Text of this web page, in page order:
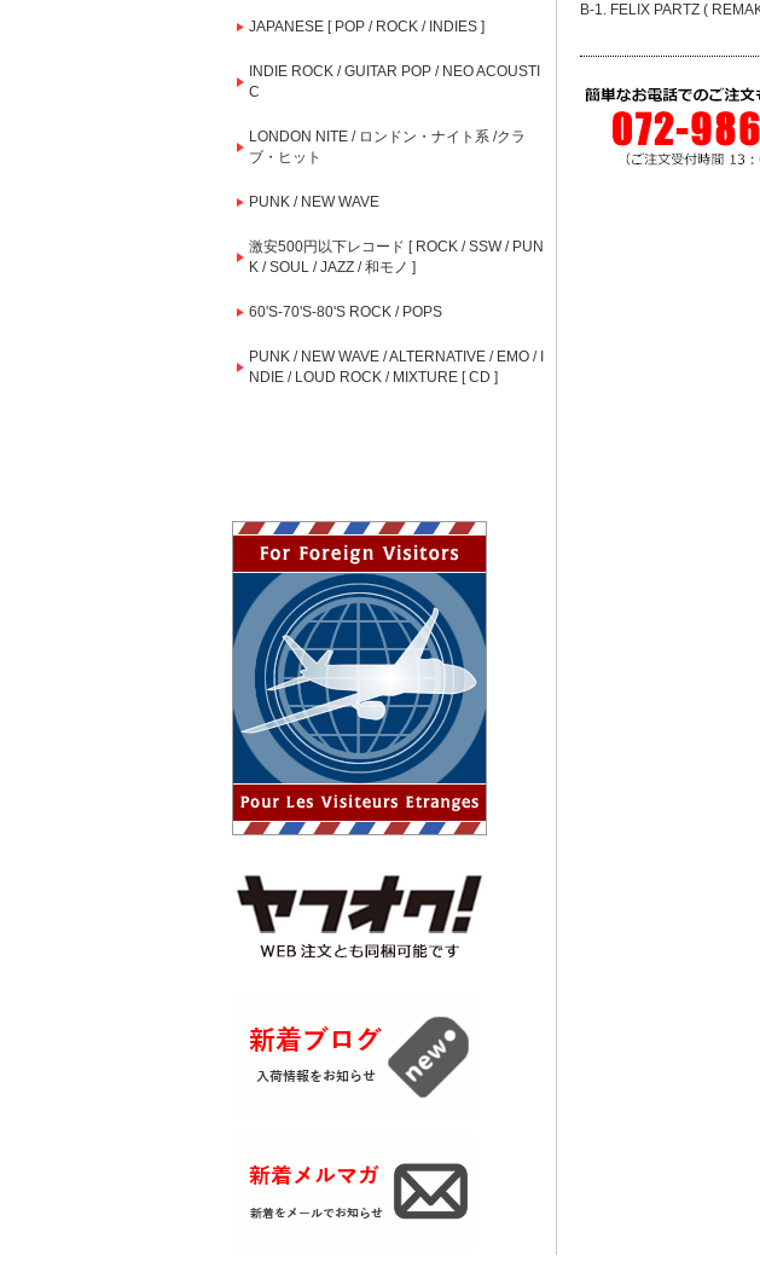
JAPANESE [ POP / ROCK / INDIES ]
INDIE ROCK / GUITAR POP / NEO ACOUSTI
C
LONDON NITE / ロンドン・ナイト系 /クラ
ブ・ヒット
PUNK / NEW WAVE
激安500円以下レコード [ ROCK / SSW / PUN
K / SOUL / JAZZ / 和モノ ]
60'S-70'S-80'S ROCK / POPS
PUNK / NEW WAVE / ALTERNATIVE / EMO / I
NDIE / LOUD ROCK / MIXTURE [ CD ]
B-1. FELIX PARTZ (